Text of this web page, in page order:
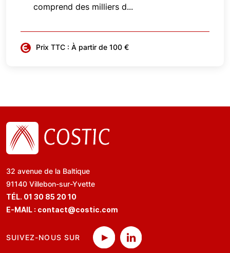
comprend des milliers d...
Prix TTC : À partir de 100 €
32 avenue de la Baltique
91140 Villebon-sur-Yvette
TÉL. 01 30 85 20 10
E-MAIL : contact@costic.com
SUIVEZ-NOUS SUR